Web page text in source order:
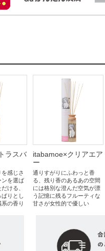
ラスバ
感じさ
ンを選ば
ける、
りとし
の香り
itabamoe×クリアエア
ー
通りすがりにふわっと香
る、残り香のあるあの空間
には格別な澄んだ空気が漂
う記憶に残るフルーティな
甘さが女性的で優しい